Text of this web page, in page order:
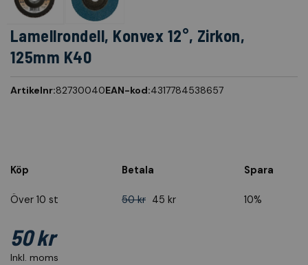
Lamellrondell, Konvex 12°, Zirkon,
125mm K40
Artikelnr:82730040EAN-kod:4317784538657
Köp Betala Spara
Över 10 st 50 kr 45 kr 10%
Inkl. moms
50 kr